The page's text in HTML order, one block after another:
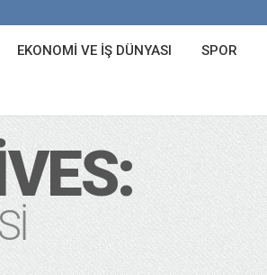
EKONOMI VE İŞ DÜNYASI SPOR